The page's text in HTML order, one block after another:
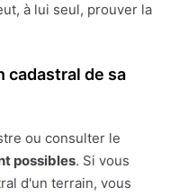
à lui seul, prouver la
cadastral de sa
ou consulter le
possibles. Si vous
d'un terrain, vous